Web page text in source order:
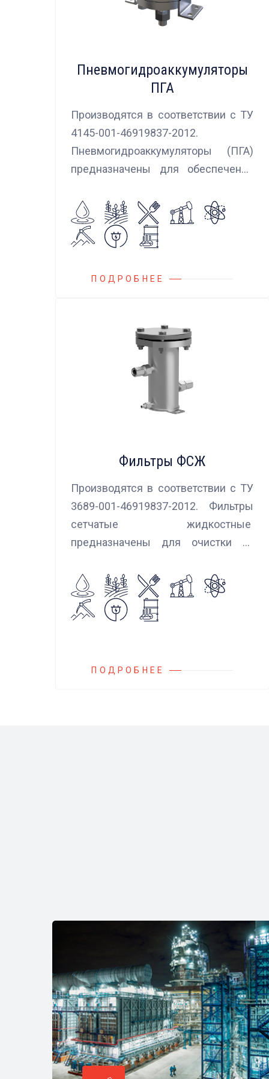
Пневмогидроаккумуляторы
ПГА
Производятся в соответствии с ТУ
4145-001-46919837-2012.
Пневмогидроаккумуляторы (ПГА)
предназначены для обеспечения
колебаний потока жидкости,
возникающих в гидравлических
системах.
ПОДРОБНЕЕ
Фильтры ФСЖ
Производятся в соответствии с ТУ
3689-001-46919837-2012. Фильтры
сетчатые жидкостные
предназначены для очистки от
агрессивных, токсичных и вредных
жидкостей, эмульсий и суспензий.
Фильтры устанавливаются
и установок.
ПОДРОБНЕЕ